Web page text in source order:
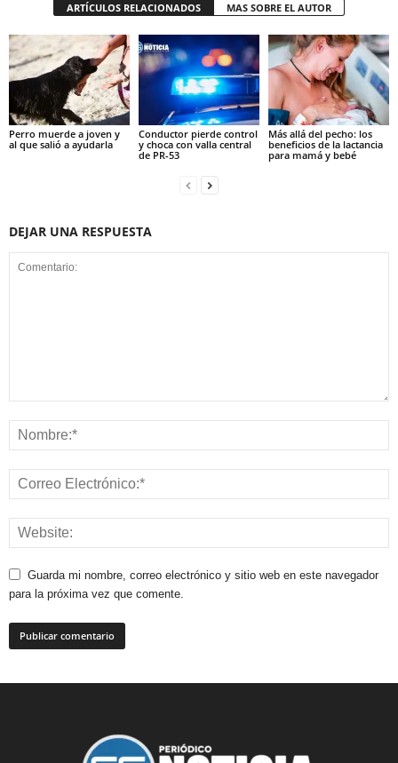
ARTÍCULOS RELACIONADOS MAS SOBRE EL AUTOR
Perro muerde a joven y
al que salió a ayudarla
Conductor pierde control
y choca con valla central
de PR-53
Más allá del pecho: los
beneficios de la lactancia
para mamá y bebé
DEJAR UNA RESPUESTA
Guarda mi nombre, correo electrónico y sitio web en este navegador
para la próxima vez que comente.